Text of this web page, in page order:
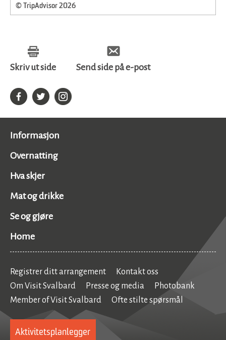
© TripAdvisor 2026
Skriv ut side Send side på e-post
Informasjon
Overnatting
Hva skjer
Mat og drikke
Se og gjøre
Home
Registrer ditt arrangement
Kontakt oss
Om Visit Svalbard
Presse og media
Photobank
Member of Visit Svalbard
Ofte stilte spørsmål
Aktivitetsplanlegger